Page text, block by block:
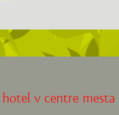
v centre mesta